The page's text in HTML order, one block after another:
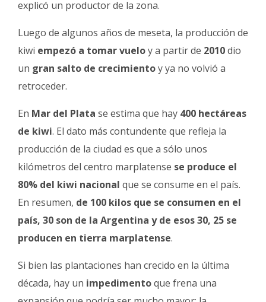
explicó un productor de la zona.
Luego de algunos años de meseta, la producción de
kiwi empezó a tomar vueloy a partir de 2010dio
un gran salto de crecimientoy ya no volvió a
retroceder.
En Mar del Plata se estima que hay 400 hectáreas
de kiwi. El dato más contundente que refleja la
producción de la ciudad es que a sólo unos
kilómetros del centro marplatense se produce el
80% del kiwi nacional que se consume en el país.
En resumen, de 100 kilos que se consumen en el
país, 30 son de la Argentina y de esos 30, 25 se
producen en tierra marplatense.
Si bien las plantaciones han crecido en la última
década, hay un impedimentoque frena una